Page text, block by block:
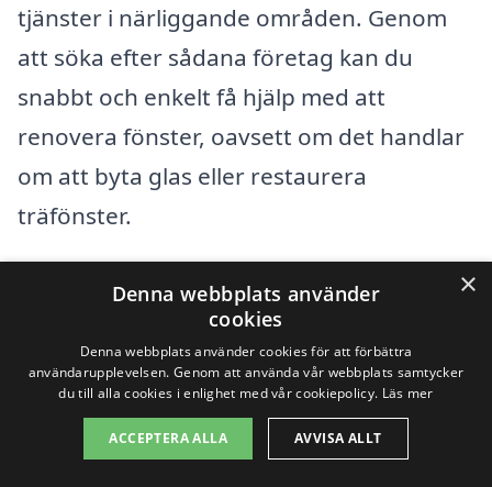
tjänster i närliggande områden. Genom
att söka efter sådana företag kan du
snabbt och enkelt få hjälp med att
renovera fönster, oavsett om det handlar
om att byta glas eller restaurera
träfönster.
När du letar efter företag för att
renovera fönster i Forsvik
bra att överväga att även titta i
närliggande städer där det finns många
kompetenta hantverkare och
×
Denna webbplats använder
cookies
Denna webbplats använder cookies för att förbättra
användarupplevelsen. Genom att använda vår webbplats samtycker
du till alla cookies i enlighet med vår cookiepolicy. Läs mer
ACCEPTERA ALLA AVVISA ALLT